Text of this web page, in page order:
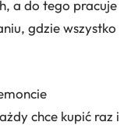
a do tego pracuje
gdzie wszystko
chce kupić raz i